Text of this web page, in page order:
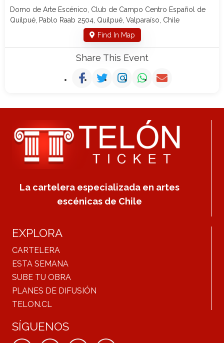
Domo de Arte Escénico, Club de Campo Centro Español de
Quilpué, Pablo Raab 2504, Quilpué, Valparaíso, Chile
Find In Map
Share This Event
La cartelera especializada en artes
escénicas de Chile
EXPLORA
CARTELERA
ESTA SEMANA
SUBE TU OBRA
PLANES DE DIFUSIÓN
TELON.CL
SÍGUENOS